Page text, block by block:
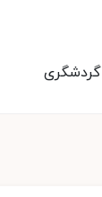
گردشگری